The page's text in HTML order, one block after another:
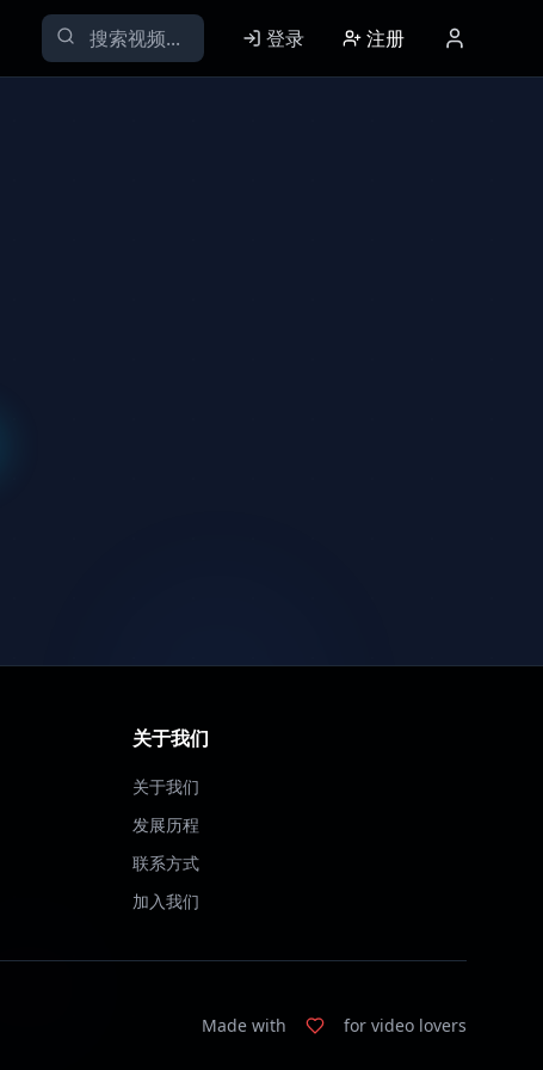
登录 注册
关于我们
关于我们
发展历程
联系方式
加入我们
Made with for video lovers